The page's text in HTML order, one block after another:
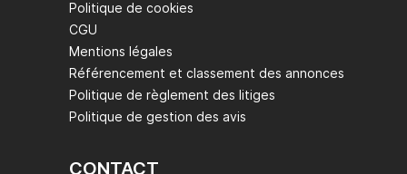
Politique de cookies
CGU
Mentions légales
Référencement et classement des annonces
Politique de règlement des litiges
Politique de gestion des avis
CONTACT